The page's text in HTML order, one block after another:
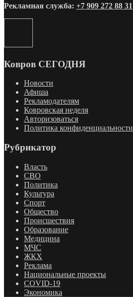
Рекламная служба: +7 909 272 88 31
Ковров СЕГОДНЯ
Новости
Афиша
Рекламодателям
Ковровская неделя
Авторизоваться
Политика конфиденциальности
Рубрикатор
Власть
СВО
Политика
Культура
Спорт
Общество
Происшествия
Образование
Медицина
МЧС
ЖКХ
Реклама
Национальные проекты
COVID-19
Экономика